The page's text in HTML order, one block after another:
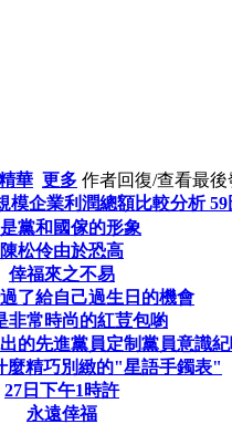
華 更多 作者回復/查看最後
模企業利潤總額比較分析 59
黨和國傢的形象
陳松伶由於恐高
倖福來之不易
了給自己過生日的機會
非常時尚的紅荳包喲
的先進黨員定制黨員意識
麼精巧別緻的"星語手鐲表"
27日下午1時許
永遠倖福